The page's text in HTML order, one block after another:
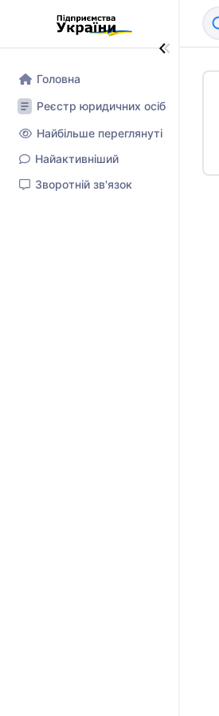
Головна
Реєстр юридичних осіб
Найбільше переглянуті
Найактивніший
Зворотній зв'язок